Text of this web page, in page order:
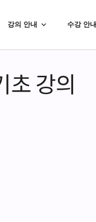
강의 안내 수강 안내
초 강의